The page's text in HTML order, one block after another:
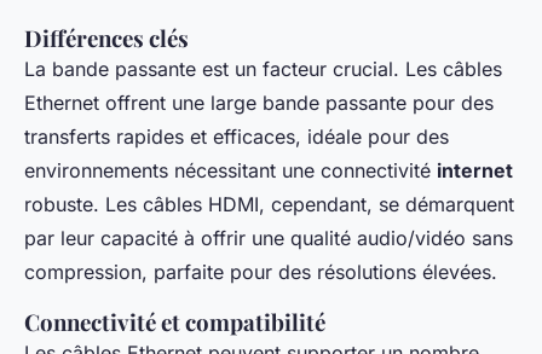
Différences clés
La bande passante est un facteur crucial. Les câbles
Ethernet offrent une large bande passante pour des
transferts rapides et efficaces, idéale pour des
environnements nécessitant une connectivité internet
robuste. Les câbles HDMI, cependant, se démarquent
par leur capacité à offrir une qualité audio/vidéo sans
compression, parfaite pour des résolutions élevées.
Connectivité et compatibilité